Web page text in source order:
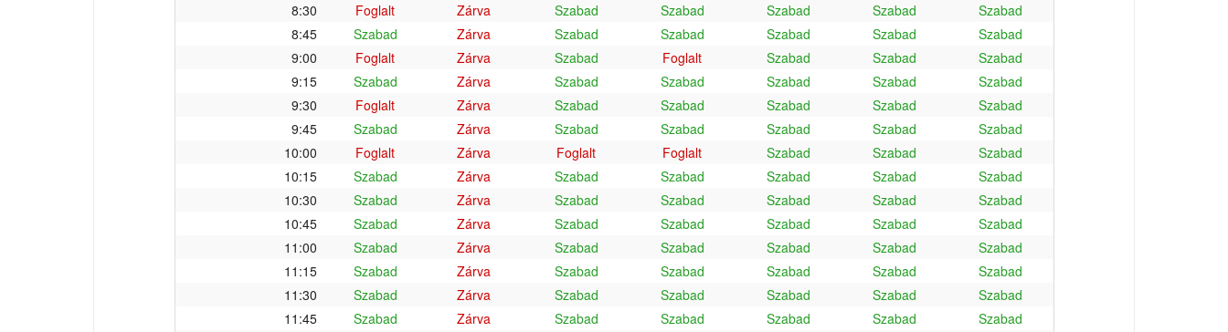
8:30
Foglalt Zárva Szabad Szabad Szabad Szabad
Szabad
8:45
Szabad Zárva Szabad Szabad Szabad Szabad
Szabad
9:00
Foglalt Zárva Szabad Foglalt Szabad Szabad
Szabad
9:15
Szabad Zárva Szabad Szabad Szabad Szabad
Szabad
9:30
Foglalt Zárva Szabad Szabad Szabad Szabad
Szabad
9:45
Szabad Zárva Szabad Szabad Szabad Szabad
Szabad
10:00
Foglalt Zárva Foglalt Foglalt Szabad Szabad
Szabad
10:15
Szabad Zárva Szabad Szabad Szabad Szabad
Szabad
10:30
Szabad Zárva Szabad Szabad Szabad Szabad
Szabad
10:45
Szabad Zárva Szabad Szabad Szabad Szabad
Szabad
11:00
Szabad Zárva Szabad Szabad Szabad Szabad
Szabad
11:15
Szabad Zárva Szabad Szabad Szabad Szabad
Szabad
11:30
Szabad Zárva Szabad Szabad Szabad Szabad
Szabad
11:45
Szabad Zárva Szabad Szabad Szabad Szabad
Szabad